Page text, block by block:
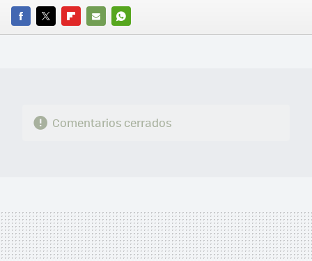
FACEBOOK
TWITTERFLIPBOARD
E-
WHATSAPP
Comentarios cerrados